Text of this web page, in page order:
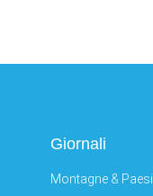
Giornali
Montagne & Paesi